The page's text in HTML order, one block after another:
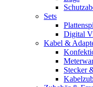
Sets
Digital
Kabel &
Stecker